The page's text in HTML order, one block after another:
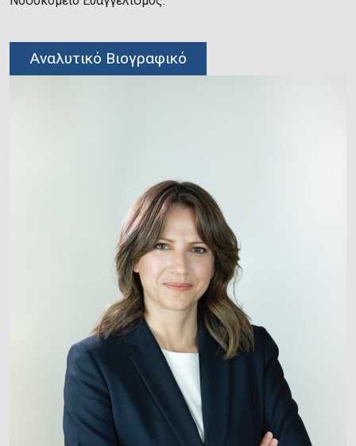
Αναλυτικό Βιογραφικό